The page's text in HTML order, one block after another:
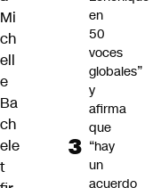
Mi
ch
ell
e
Ba
ch
ele
t
en
50
voces
globales”
y
afirma
que
“hay
un
acuerdo